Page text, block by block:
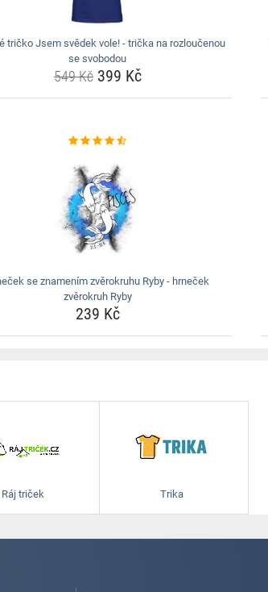
tričko Jsem svědek vole! - trička na rozloučenou
se svobodou
549 Kč399 Kč
se znamením zvěrokruhu Ryby - hrneček
zvěrokruh Ryby
239 Kč
Ráj triček Trika